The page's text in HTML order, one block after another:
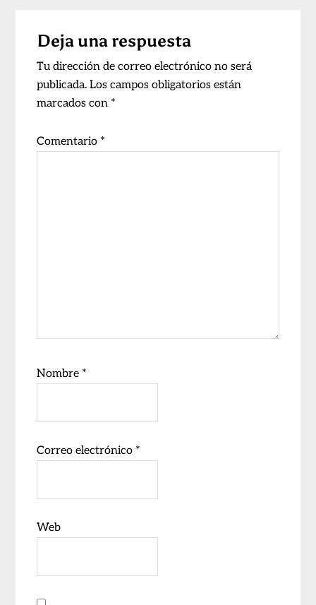
con
los
lectores
Deja una respuesta
Tu dirección de correo electrónico no será
publicada. Los campos obligatorios están
marcados con *
Comentario *
Nombre *
Correo electrónico *
Web